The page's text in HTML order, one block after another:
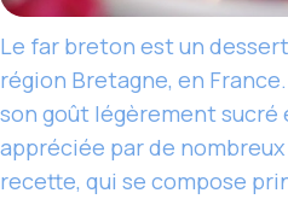
Le far breton est un
région Bretagne, en
son goût légèrement
appréciée par de
recette, qui se compose